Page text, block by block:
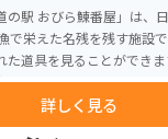
の駅 おびら鰊番屋」は、
ることができます。 施設内には
を使った料理が楽しめま
。また、売店では地元産の
を走行
詳しく見る